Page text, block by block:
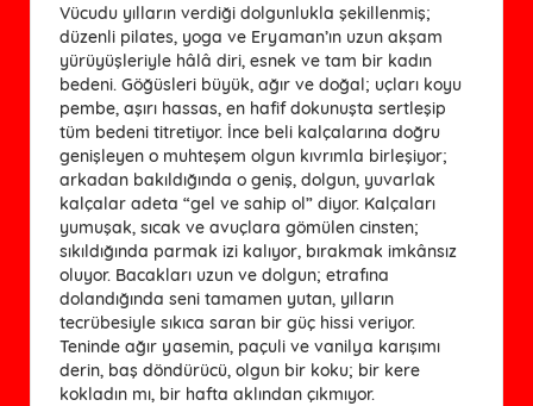
Vücudu yılların verdiği dolgunlukla şekillenmiş;
düzenli pilates, yoga ve Eryaman’ın uzun akşam
yürüyüşleriyle hâlâ diri, esnek ve tam bir kadın
bedeni. Göğüsleri büyük, ağır ve doğal; uçları koyu
pembe, aşırı hassas, en hafif dokunuşta sertleşip
tüm bedeni titretiyor. İnce beli kalçalarına doğru
genişleyen o muhteşem olgun kıvrımla birleşiyor;
arkadan bakıldığında o geniş, dolgun, yuvarlak
kalçalar adeta “gel ve sahip ol” diyor. Kalçaları
yumuşak, sıcak ve avuçlara gömülen cinsten;
sıkıldığında parmak izi kalıyor, bırakmak imkânsız
oluyor. Bacakları uzun ve dolgun; etrafına
dolandığında seni tamamen yutan, yılların
tecrübesiyle sıkıca saran bir güç hissi veriyor.
Teninde ağır yasemin, paçuli ve vanilya karışımı
derin, baş döndürücü, olgun bir koku; bir kere
kokladın mı, bir hafta aklından çıkmıyor.